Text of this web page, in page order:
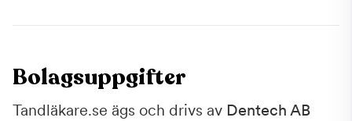
Bolagsuppgifter
Tandläkare.se ägs och drivs av Dentech AB